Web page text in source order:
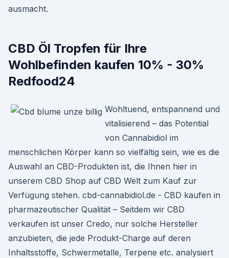
ausmacht.
CBD Öl Tropfen für Ihre
Wohlbefinden kaufen 10% - 30%
Redfood24
Wohltuend, entspannend und
vitalisierend – das Potential
von Cannabidiol im
menschlichen Körper kann so vielfältig sein, wie es die
Auswahl an CBD-Produkten ist, die Ihnen hier in
unserem CBD Shop auf CBD Welt zum Kauf zur
Verfügung stehen. cbd-cannabidiol.de - CBD kaufen in
pharmazeutischer Qualität – Seitdem wir CBD
verkaufen ist unser Credo, nur solche Hersteller
anzubieten, die jede Produkt-Charge auf deren
Inhaltsstoffe, Schwermetalle, Terpene etc. analysiert